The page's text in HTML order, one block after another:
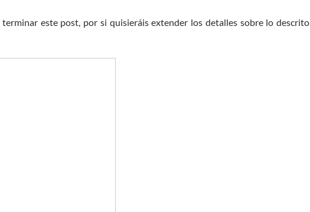
este post, por si quisieráis extender los detalles sobre lo descrito